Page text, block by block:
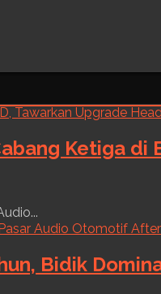
Ketiga
Bidik